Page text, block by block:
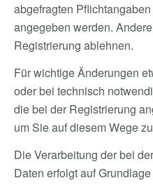
abgefragten
angegeben werden.
Registrierung ablehnen.
Für wichtige Änderungen
oder bei technisch
die bei der Registrierung
um Sie auf diesem Wege
Die Verarbeitung der bei
Daten erfolgt auf